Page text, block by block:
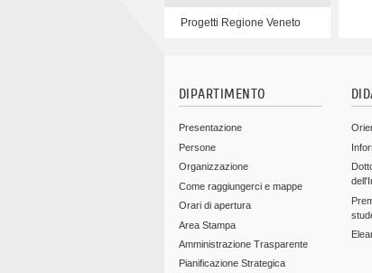
Progetti Regione Veneto
DIPARTIMENTO
Presentazione
Persone
Organizzazione
Come raggiungerci e mappe
Orari di apertura
Area Stampa
Amministrazione Trasparente
Pianificazione Strategica